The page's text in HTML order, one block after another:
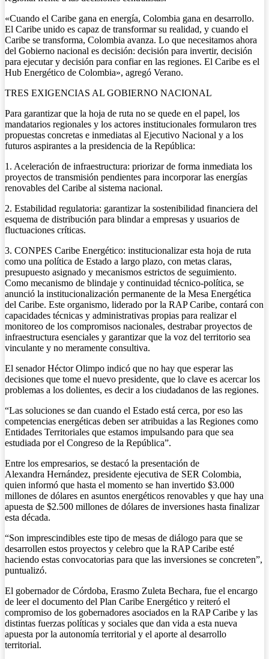
«Cuando el Caribe gana en energía, Colombia gana en desarrollo.
El Caribe unido es capaz de transformar su realidad, y cuando el
Caribe se transforma, Colombia avanza. Lo que necesitamos ahora
del Gobierno nacional es decisión: decisión para invertir, decisión
para ejecutar y decisión para confiar en las regiones. El Caribe es el
Hub Energético de Colombia», agregó Verano.
TRES EXIGENCIAS AL GOBIERNO NACIONAL
Para garantizar que la hoja de ruta no se quede en el papel, los
mandatarios regionales y los actores institucionales formularon tres
propuestas concretas e inmediatas al Ejecutivo Nacional y a los
futuros aspirantes a la presidencia de la República:
1. Aceleración de infraestructura: priorizar de forma inmediata los
proyectos de transmisión pendientes para incorporar las energías
renovables del Caribe al sistema nacional.
2. Estabilidad regulatoria: garantizar la sostenibilidad financiera del
esquema de distribución para blindar a empresas y usuarios de
fluctuaciones críticas.
3. CONPES Caribe Energético: institucionalizar esta hoja de ruta
como una política de Estado a largo plazo, con metas claras,
presupuesto asignado y mecanismos estrictos de seguimiento.
Como mecanismo de blindaje y continuidad técnico-política, se
anunció la institucionalización permanente de la Mesa Energética
del Caribe. Este organismo, liderado por la RAP Caribe, contará con
capacidades técnicas y administrativas propias para realizar el
monitoreo de los compromisos nacionales, destrabar proyectos de
infraestructura esenciales y garantizar que la voz del territorio sea
vinculante y no meramente consultiva.
El senador Héctor Olimpo indicó que no hay que esperar las
decisiones que tome el nuevo presidente, que lo clave es acercar los
problemas a los dolientes, es decir a los ciudadanos de las regiones.
“Las soluciones se dan cuando el Estado está cerca, por eso las
competencias energéticas deben ser atribuidas a las Regiones como
Entidades Territoriales que estamos impulsando para que sea
estudiada por el Congreso de la República”.
Entre los empresarios, se destacó la presentación de
Alexandra Hernández, presidente ejecutiva de SER Colombia,
quien informó que hasta el momento se han invertido $3.000
millones de dólares en asuntos energéticos renovables y que hay una
apuesta de $2.500 millones de dólares de inversiones hasta finalizar
esta década.
“Son imprescindibles este tipo de mesas de diálogo para que se
desarrollen estos proyectos y celebro que la RAP Caribe esté
haciendo estas convocatorias para que las inversiones se concreten”,
puntualizó.
El gobernador de Córdoba, Erasmo Zuleta Bechara, fue el encargo
de leer el documento del Plan Caribe Energético y reiteró el
compromiso de los gobernadores asociados en la RAP Caribe y las
distintas fuerzas políticas y sociales que dan vida a esta nueva
apuesta por la autonomía territorial y el aporte al desarrollo
territorial.